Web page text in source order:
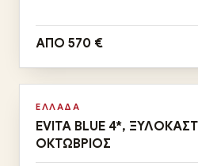
ΑΠΟ 570 €
Αυγ – Οκτ
Τιμή ανά διανυκτέρευση με δικό
inclusive
ΕΛΛΑΔΑ
EVITA BLUE 4*,
ΟΚΤΩΒΡΙΟΣ